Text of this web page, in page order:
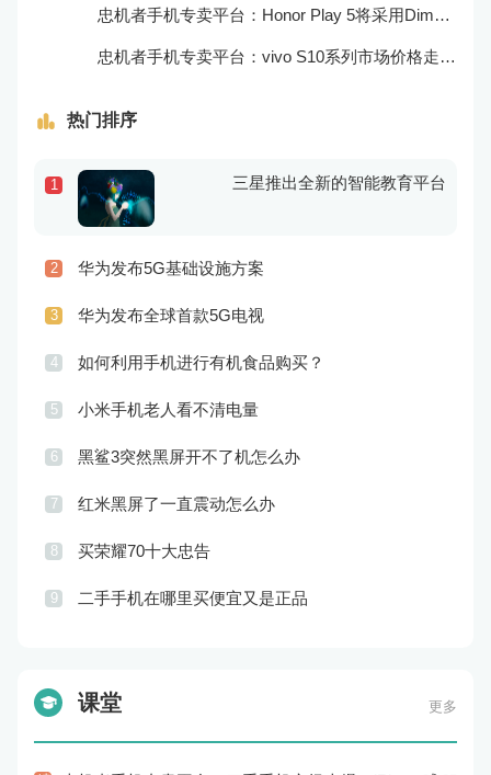
忠机者手机专卖平台：Honor Play 5将采用Dimensity 800U芯片
忠机者手机专卖平台：vivo S10系列市场价格走势平稳
热门排序
1 三星推出全新的智能教育平台
2 华为发布5G基础设施方案
3 华为发布全球首款5G电视
4 如何利用手机进行有机食品购买？
5 小米手机老人看不清电量
6 黑鲨3突然黑屏开不了机怎么办
7 红米黑屏了一直震动怎么办
8 买荣耀70十大忠告
9 二手手机在哪里买便宜又是正品
课堂 更多